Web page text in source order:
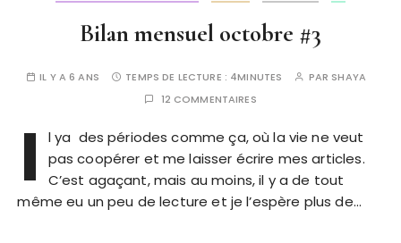
Bilan mensuel octobre #3
IL Y A 6 ANS TEMPS DE LECTURE : 4MINUTES PAR SHAYA
12 COMMENTAIRES
I
l ya des périodes comme ça, où la vie ne veut
pas coopérer et me laisser écrire mes articles.
C’est agaçant, mais au moins, il y a de tout
même eu un peu de lecture et je l’espère plus de…